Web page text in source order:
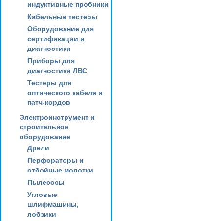
индуктивные пробники
Кабельные тестеры
Оборудование для
сертификации и
диагностики
Приборы для
диагностики ЛВС
Тестеры для
оптического кабеля и
патч-кордов
Электроинструмент и
строительное
оборудование
Дрели
Перфораторы и
отбойные молотки
Пылесосы
Угловые
шлифмашины,
лобзики